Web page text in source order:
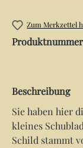
Zum Merkzettel
Beschreibung
Sie haben hier
kleines
Schild stammt